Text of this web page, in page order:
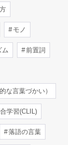
モノ
ム 前置詞
な言葉づかい）
学習(CLIL)
落語の言葉